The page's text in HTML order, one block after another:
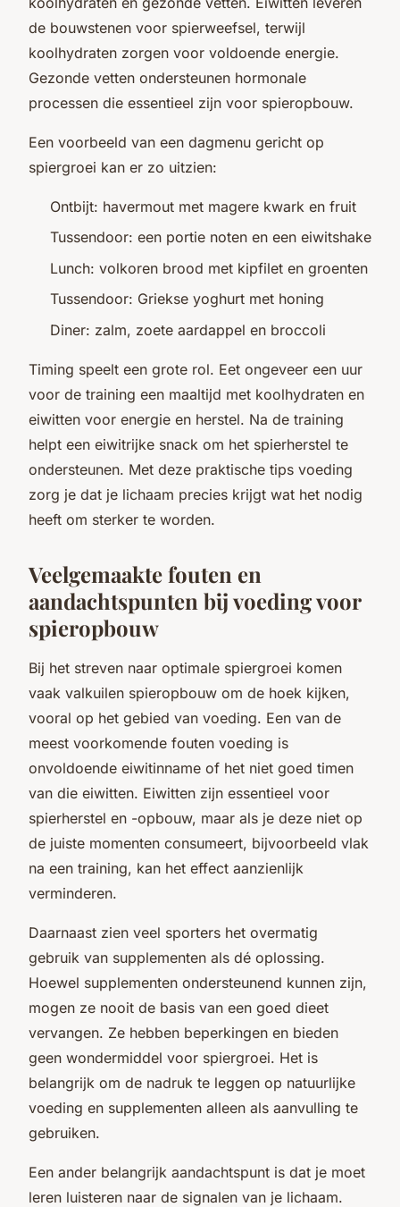
de bouwstenen voor spierweefsel, terwijl
koolhydraten zorgen voor voldoende energie.
Gezonde vetten ondersteunen hormonale
processen die essentieel zijn voor spieropbouw.
Een voorbeeld van een dagmenu gericht op
spiergroei kan er zo uitzien:
Ontbijt: havermout met magere kwark en fruit
Tussendoor: een portie noten en een eiwitshake
Lunch: volkoren brood met kipfilet en groenten
Tussendoor: Griekse yoghurt met honing
Diner: zalm, zoete aardappel en broccoli
Timing speelt een grote rol. Eet ongeveer een uur
voor de training een maaltijd met koolhydraten en
eiwitten voor energie en herstel. Na de training
helpt een eiwitrijke snack om het spierherstel te
ondersteunen. Met deze praktische tips voeding
zorg je dat je lichaam precies krijgt wat het nodig
heeft om sterker te worden.
Veelgemaakte fouten en
aandachtspunten bij voeding voor
spieropbouw
Bij het streven naar optimale spiergroei komen
vaak valkuilen spieropbouw om de hoek kijken,
vooral op het gebied van voeding. Een van de
meest voorkomende fouten voeding is
onvoldoende eiwitinname of het niet goed timen
van die eiwitten. Eiwitten zijn essentieel voor
spierherstel en -opbouw, maar als je deze niet op
de juiste momenten consumeert, bijvoorbeeld vlak
na een training, kan het effect aanzienlijk
verminderen.
Daarnaast zien veel sporters het overmatig
gebruik van supplementen als dé oplossing.
Hoewel supplementen ondersteunend kunnen zijn,
mogen ze nooit de basis van een goed dieet
vervangen. Ze hebben beperkingen en bieden
geen wondermiddel voor spiergroei. Het is
belangrijk om de nadruk te leggen op natuurlijke
voeding en supplementen alleen als aanvulling te
gebruiken.
Een ander belangrijk aandachtspunt is dat je moet
leren luisteren naar de signalen van je lichaam.